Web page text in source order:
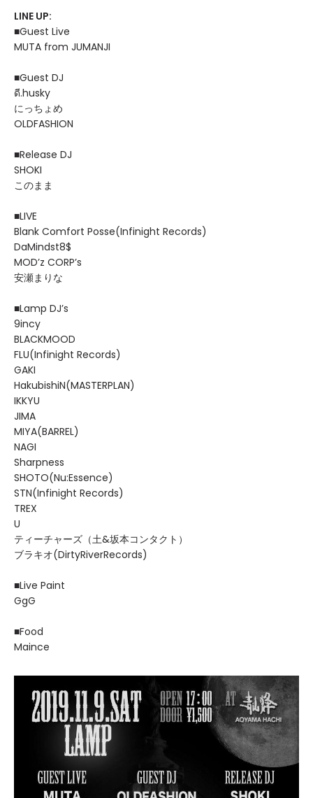
LINE UP:
■Guest Live
MUTA from JUMANJI
■Guest DJ
ดี.husky
にっちょめ
OLDFASHION
■Release DJ
SHOKI
このまま
■LIVE
Blank Comfort Posse(Infinight Records)
DaMindst8$
MOD’z CORP’s
安瀬まりな
■Lamp DJ’s
9incy
BLACKMOOD
FLU(Infinight Records)
GAKI
HakubishiN(MASTERPLAN)
IKKYU
JIMA
MIYA(BARREL)
NAGI
Sharpness
SHOTO(Nu:Essence)
STN(Infinight Records)
TREX
U
ティーチャーズ（土&坂本コンタクト）
ブラキオ(DirtyRiverRecords)
■Live Paint
GgG
■Food
Maince